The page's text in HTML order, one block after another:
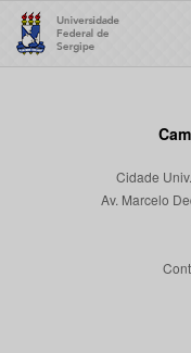
Cidade
Av. Marcelo